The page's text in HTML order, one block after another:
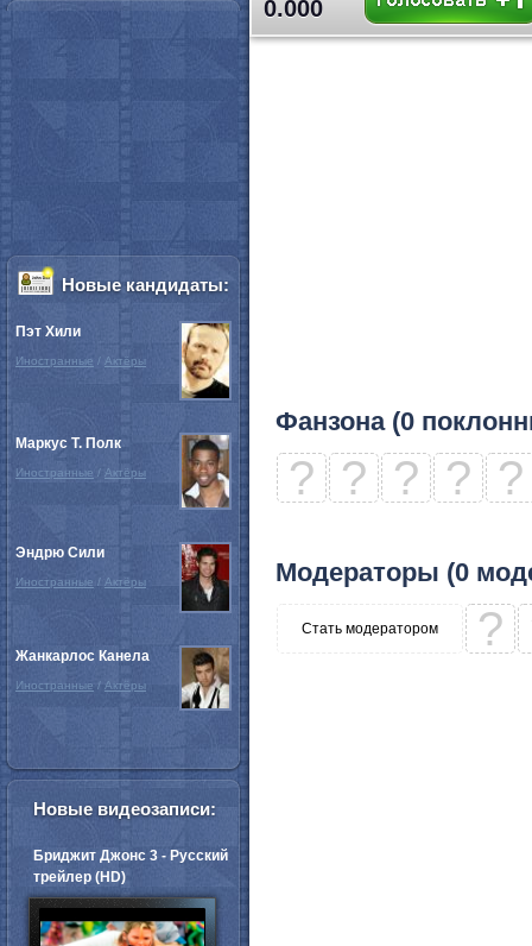
0.000
Фанзона (0
? ? ? ? ?
Модераторы (0
Стать модератором ?
Новые кандидаты:
Пэт Хили
Иностранные / Актёры
Маркус Т. Полк
Иностранные / Актёры
Эндрю Сили
Иностранные / Актёры
Жанкарлос Канела
Иностранные / Актёры
Новые видеозаписи:
Бриджит Джонс 3 - Русский
трейлер (HD)